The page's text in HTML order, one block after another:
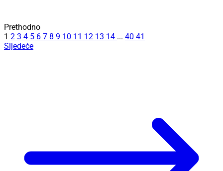
Prethodno
1 2 3 4 5 6 7 8 9 10 11 12 13 14 ... 40 41
Sljedeće